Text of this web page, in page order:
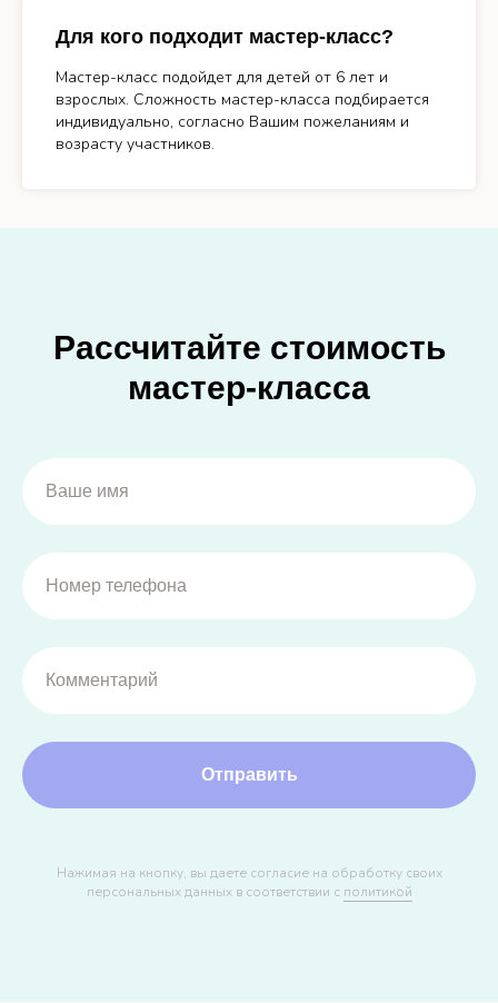
Для кого подходит мастер-класс?
Мастер-класс подойдет для детей от 6 лет и
взрослых. Сложность мастер-класса подбирается
индивидуально, согласно Вашим пожеланиям и
возрасту участников.
Рассчитайте стоимость
мастер-класса
Отправить
Нажимая на кнопку, вы даете согласие на обработку своих
персональных данных в соответствии с политикой